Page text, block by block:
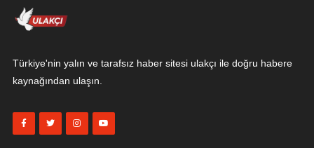
Türkiye'nin yalın ve tarafsız haber sitesi ulakçı ile doğru habere
kaynağından ulaşın.